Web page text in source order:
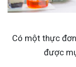
Có một thực
được